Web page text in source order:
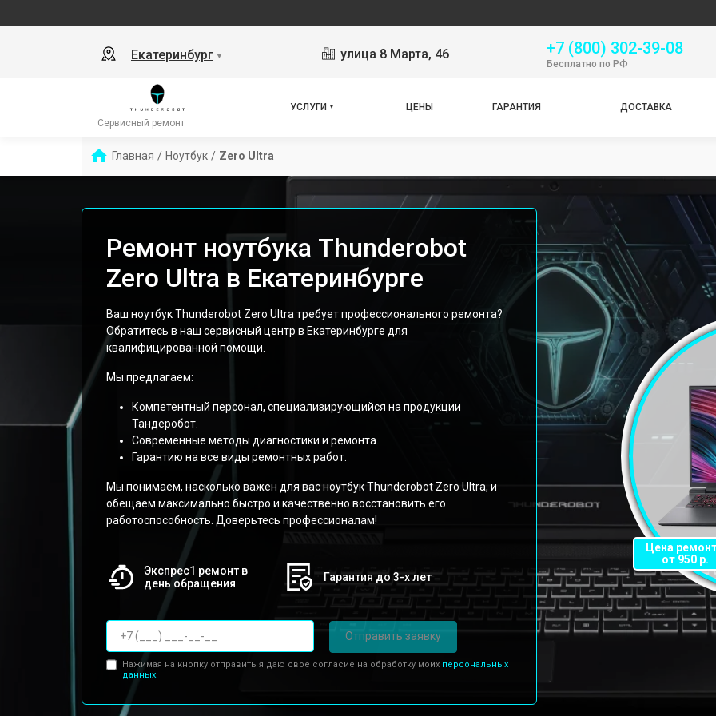
Екатеринбург ▼ улица 8 Марта, 46 +7 (800) 302-39-08
Бесплатно по РФ
Сервисный ремонт
УСЛУГИ ЦЕНЫ ГАРАНТИЯ ДОСТАВКА
Главная / Ноутбук / Zero Ultra
Ремонт ноутбука Thunderobot
Zero Ultra в Екатеринбурге
Ваш ноутбук Thunderobot Zero Ultra требует профессионального ремонта?
Обратитесь в наш сервисный центр в Екатеринбурге для
квалифицированной помощи.
Мы предлагаем:
Компетентный персонал, специализирующийся на продукции
Тандеробот.
Современные методы диагностики и ремонта.
Гарантию на все виды ремонтных работ.
Мы понимаем, насколько важен для вас ноутбук Thunderobot Zero Ultra, и
обещаем максимально быстро и качественно восстановить его
работоспособность. Доверьтесь профессионалам!
Экспрес1 ремонт в
день обращения
Гарантия до 3-х лет
Отправить заявку
Нажимая на кнопку отправить я даю свое согласие на обработку моих персональных
данных.
Цена
от 950 р.